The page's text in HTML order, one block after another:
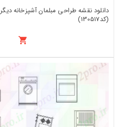
دانلود نقشه طراحی مبلمان آشپزخانه
(کد130517)